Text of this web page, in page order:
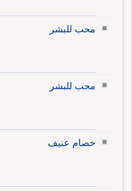
محب للبشر
محب للبشر
خصام عنيف